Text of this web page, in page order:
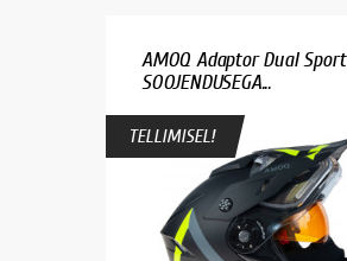
AMOQ Adaptor Dual Sport
SOOJENDUSEGA...
TELLIMISEL!